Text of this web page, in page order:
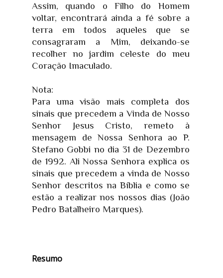
Assim, quando o Filho do Homem
voltar, encontrará ainda a fé sobre a
terra em todos aqueles que se
consagraram a Mim, deixando-se
recolher no jardim celeste do meu
Coração Imaculado.
Nota:
Para uma visão mais completa dos
sinais que precedem a Vinda de Nosso
Senhor Jesus Cristo, remeto à
mensagem de Nossa Senhora ao P.
Stefano Gobbi no dia 31 de Dezembro
de 1992. Ali Nossa Senhora explica os
sinais que precedem a vinda de Nosso
Senhor descritos na Bíblia e como se
estão a realizar nos nossos dias (João
Pedro Batalheiro Marques).
Resumo